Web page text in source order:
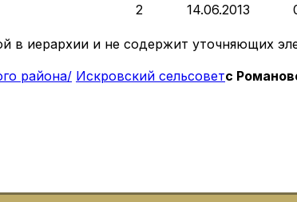
2 14.06.2013
в иерархии и не содержит уточняющих
района/ Искровский сельсоветс